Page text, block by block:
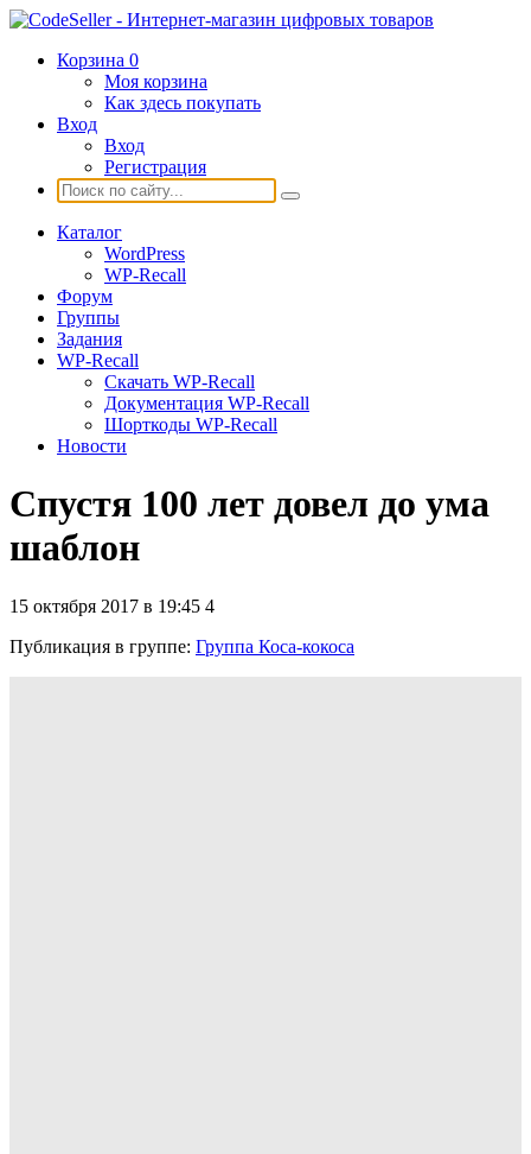
Корзина 0
Моя корзина
Как здесь покупать
Вход
Вход
Регистрация
Каталог
WordPress
WP-Recall
Форум
Группы
Задания
WP-Recall
Скачать WP-Recall
Документация WP-Recall
Шорткоды WP-Recall
Новости
Спустя 100 лет довел до ума
шаблон
15 октября 2017 в 19:45 4
Публикация в группе: Группа Коса-кокоса